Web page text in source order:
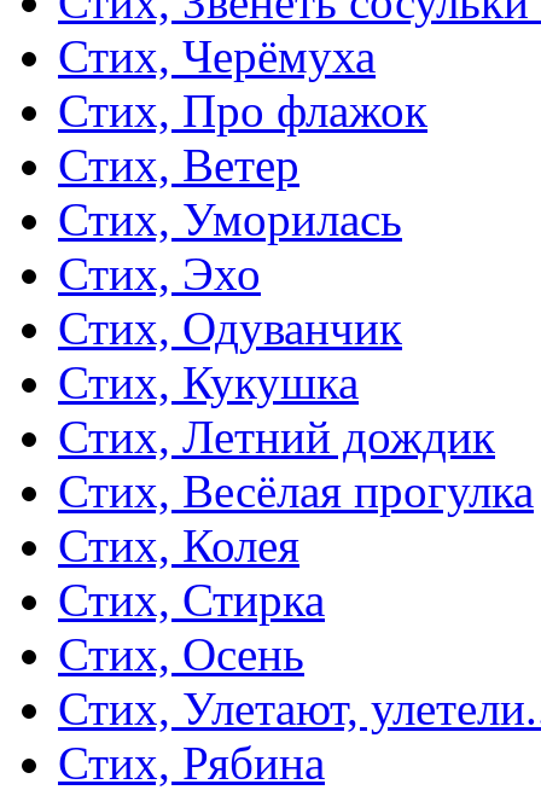
Стих, Черёмуха
Стих, Про флажок
Стих, Ветер
Стих, Уморилась
Стих, Эхо
Стих, Одуванчик
Стих, Кукушка
Стих, Летний дождик
Стих, Весёлая прогулка
Стих, Колея
Стих, Стирка
Стих, Осень
Стих, Улетают,
Стих, Рябина